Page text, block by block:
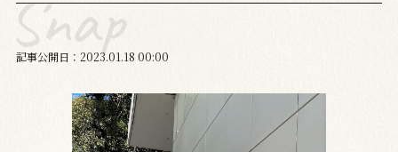
記事公開日 2023.01 18 00:00